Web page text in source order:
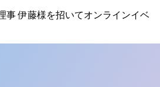
事 伊藤様を招いてオンラインイベ